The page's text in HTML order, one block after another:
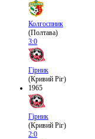
Колгоспник
(Полтава)
3:0
Гірник
(Кривий Ріг)
1965
Гірник
(Кривий Ріг)
2:0